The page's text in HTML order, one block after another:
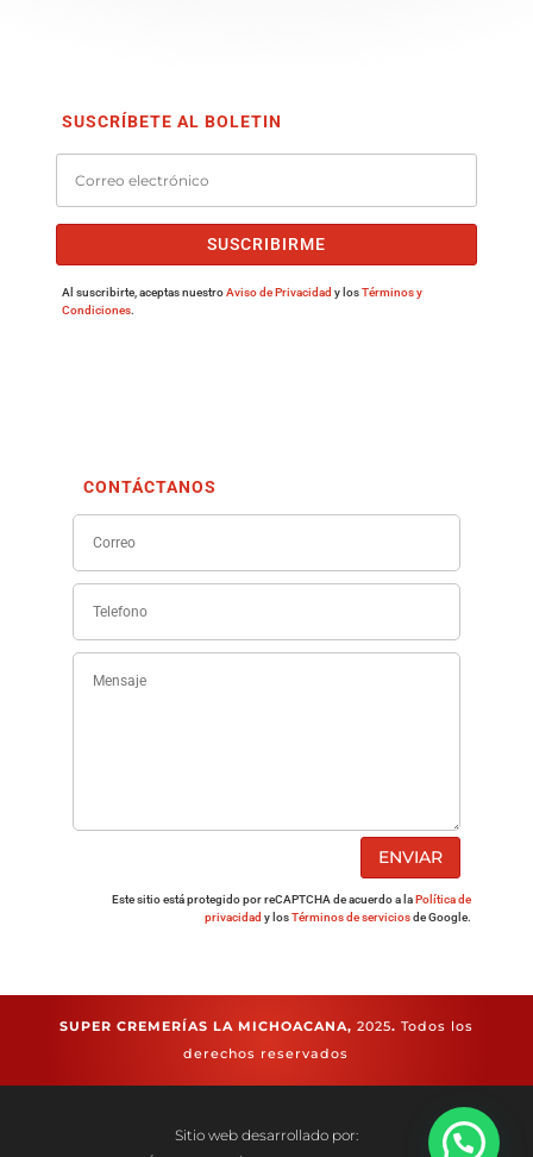
SUSCRÍBETE AL BOLETIN
SUSCRIBIRME
Al suscribirte, aceptas nuestroAviso de Privacidad y losTérminos y
Condiciones.
CONTÁCTANOS
ENVIAR
Este sitio está protegido por reCAPTCHA de acuerdo a laPolítica de
privacidad y losTérminos de serviciosde Google.
SUPER CREMERÍAS LA MICHOACANA, 2025. Todos los
derechos reservados
Sitio web desarrollado por: